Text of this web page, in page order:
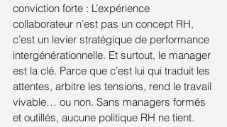
conviction forte : L’expérience
collaborateur n’est pas un concept RH,
c’est un levier stratégique de performance
intergénérationnelle. Et surtout, le manager
est la clé. Parce que c’est lui qui traduit les
attentes, arbitre les tensions, rend le travail
vivable… ou non. Sans managers formés
et outillés, aucune politique RH ne tient.